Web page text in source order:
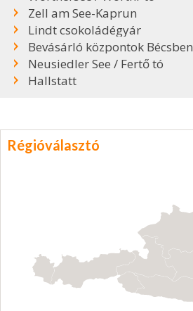
Zell am See-Kaprun
Lindt csokoládégyár
Bevásárló központok Bécsben
Neusiedler See / Fertő tó
Hallstatt
Régióválasztó